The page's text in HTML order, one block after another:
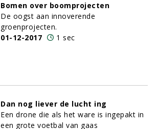
Bomen over boomprojecten
De oogst aan innoverende
groenprojecten.
01-12-2017
1 sec
Dan nog liever de lucht ing
Een drone die als het ware is ingepakt in
een grote voetbal van gaas